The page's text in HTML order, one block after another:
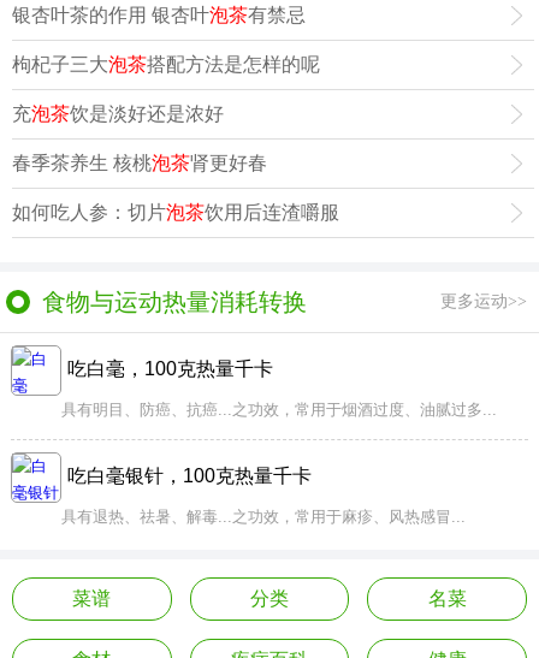
银杏叶茶的作用 银杏叶泡茶有禁忌
枸杞子三大泡茶搭配方法是怎样的呢
充泡茶饮是淡好还是浓好
春季茶养生 核桃泡茶肾更好春
如何吃人参：切片泡茶饮用后连渣嚼服
食物与运动热量消耗转换 更多运动>>
吃白毫，100克热量千卡
具有明目、防癌、抗癌...之功效，常用于烟酒过度、油腻过多...
吃白毫银针，100克热量千卡
具有退热、祛暑、解毒...之功效，常用于麻疹、风热感冒...
菜谱 分类 名菜